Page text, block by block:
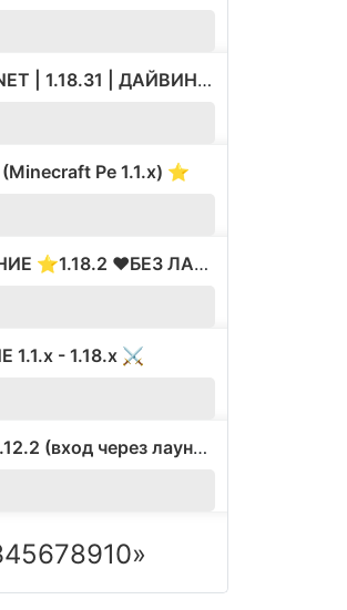
⭐ MINE PLANET | 1.18.31 | ДАЙВИНГ ????
Pe 1.1.x) ⭐️
⭐ ВЫЖИВАНИЕ ⭐1.18.2 ❤️БЕЗ ЛАГОВ И АДМИНОК❤️༼ ◕
1.1.x - 1.18.x ⚔️
Worldream - 1.12.2 (вход через лаунчер Worldream)
45678910»